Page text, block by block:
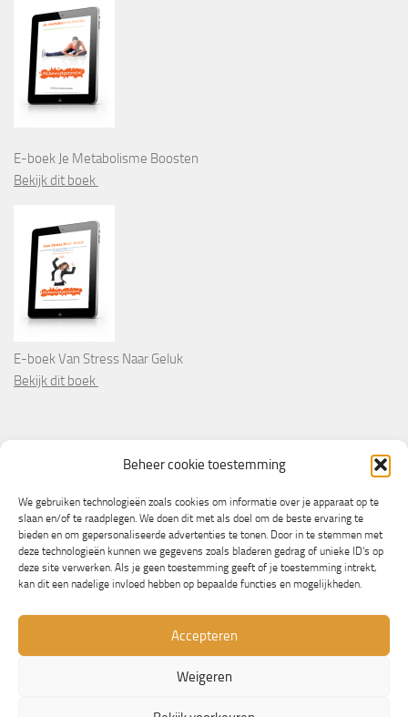
Beheer cookie toestemming
We gebruiken technologieën zoals cookies om informatie over je apparaat op te
slaan en/of te raadplegen. We doen dit met als doel om de beste ervaring te
bieden en om gepersonaliseerde advertenties te tonen. Door in te stemmen met
deze technologieën kunnen we gegevens zoals bladeren gedrag of unieke ID's op
deze site verwerken. Als je geen toestemming geeft of je toestemming intrekt,
kan dit een nadelige invloed hebben op bepaalde functies en mogelijkheden.
Accepteren
Weigeren
E-boek Je Metabolisme Boosten
Bekijk dit boek
E-boek Van Stress Naar Geluk
Bekijk dit boek